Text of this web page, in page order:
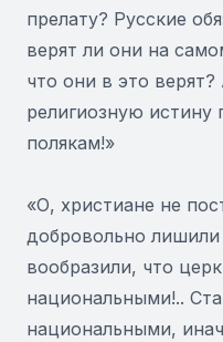
прелату? Русские
верят ли они на
что они в это
религиозную
полякам!»
«О, христиане не
добровольно лишили
вообразили, что
национальными!..
национальными,